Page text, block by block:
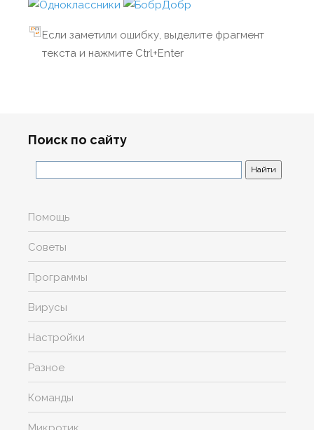
Если заметили ошибку, выделите фрагмент
текста и нажмите Ctrl+Enter
Поиск по сайту
Помощь
Советы
Программы
Вирусы
Настройки
Разное
Команды